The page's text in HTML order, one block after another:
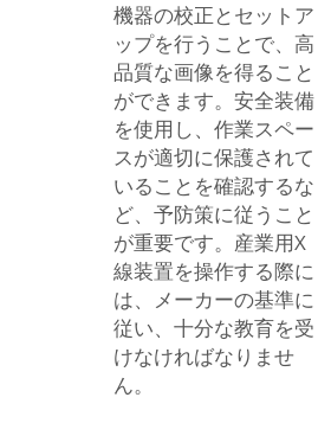
機器の校正とセットア
ップを行うことで、高
品質な画像を得ること
ができます。安全装備
を使用し、作業スペー
スが適切に保護されて
いることを確認するな
ど、予防策に従うこと
が重要です。産業用X
線装置を操作する際に
は、メーカーの基準に
従い、十分な教育を受
けなければなりませ
ん。